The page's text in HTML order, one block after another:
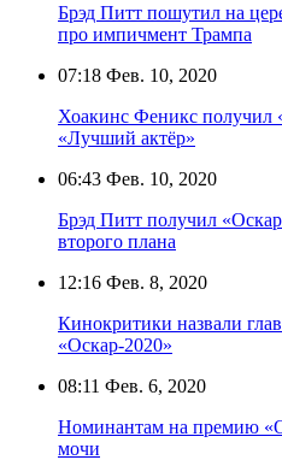
Брэд Питт пошутил на
про импичмент Трампа
07:18 Фев. 10, 2020
Хоакинс Феникс получил
«Лучший актёр»
06:43 Фев. 10, 2020
Брэд Питт получил
второго плана
12:16 Фев. 8, 2020
Кинокритики назвали
«Оскар-2020»
08:11 Фев. 6, 2020
Номинантам на премию
мочи